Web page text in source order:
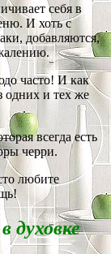
себя в
И хоть с
добавляются,
часто! И как
одних и тех же
всегда есть
черри.
любите
духовке